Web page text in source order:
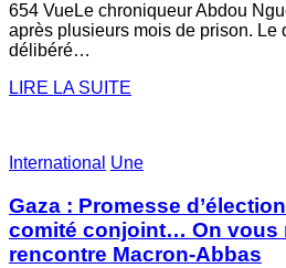
654 VueLe chroniqueur Abdou
après plusieurs mois de prison. Le
délibéré…
LIRE LA SUITE
International Une
Gaza : Promesse
comité conjoint… On vous
rencontre Macron-Abbas